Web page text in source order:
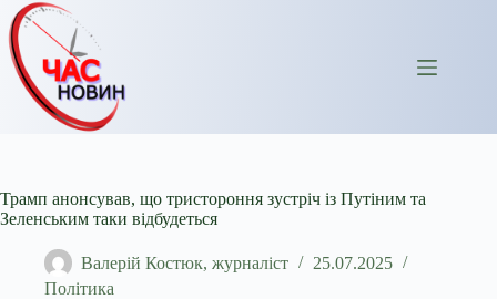
Перейти
до
вмісту
Трамп анонсував, що тристороння зустріч із Путіним та
Зеленським таки відбудеться
Валерій Костюк, журналіст
25.07.2025
Політика